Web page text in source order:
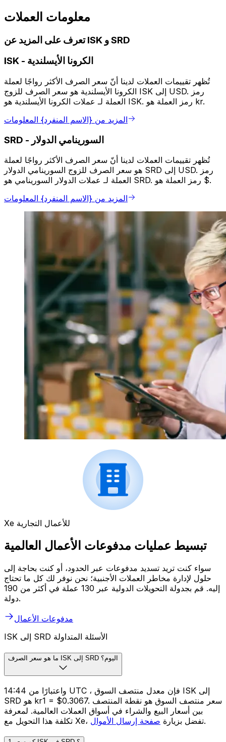
معلومات العملات
تعرف على المزيد عن ISK و SRD
ISK - الكرونا الأيسلندية
تُظهر تقييمات العملات لدينا أنّ سعر الصرف الأكثر رواجًا لعملة
الكرونا الأيسلندية هو سعر الصرف للزوج ISK إلى USD. رمز
العملة لـ عملات الكرونا الأيسلندية هو ISK. رمز العملة هو kr.
المزيد من {الاسم المنفرد} المعلومات
SRD -
تُظهر تقييمات العملات لدينا أنّ سعر الصرف الأكثر رواجًا لعملة
الدولار ‎السورينامي‎ هو سعر الصرف للزوج SRD إلى USD. رمز
العملة لـ عملات الدولار السورينامي هو SRD. رمز العملة هو $.
المزيد من {الاسم المنفرد} المعلومات
Xe للأعمال التجارية
تبسيط عمليات مدفوعات الأعمال العالمية
سواء كنت تريد تسديد مدفوعات عبر الحدود، أو كنت بحاجة إلى
حلول لإدارة مخاطر العملات الأجنبية؛ نحن نوفر لك كل ما تحتاج
إليه. قم بجدولة التحويلات الدولية عبر 130 عملة في أكثر من 190
دولة.
مدفوعات الأعمال
ISK إلى SRD الأسئلة المتداولة
ما هو سعر الصرف ISK إلى SRD اليوم؟
واعتبارًا من 14:44 UTC ، فإن معدل منتصف السوق ISK إلى
SRD هو kr1 = $0.3067. سعر منتصف السوق هو نقطة المنتصف
بين أسعار البيع والشراء في أسواق العملات العالمية. لمعرفة
تكلفة هذا التحويل مع Xe، تفضل بزيارة صفحة إرسال الأموال .